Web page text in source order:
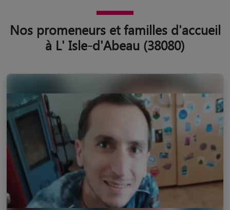
Nos promeneurs et familles d'accueil
à L' Isle-d'Abeau (38080)